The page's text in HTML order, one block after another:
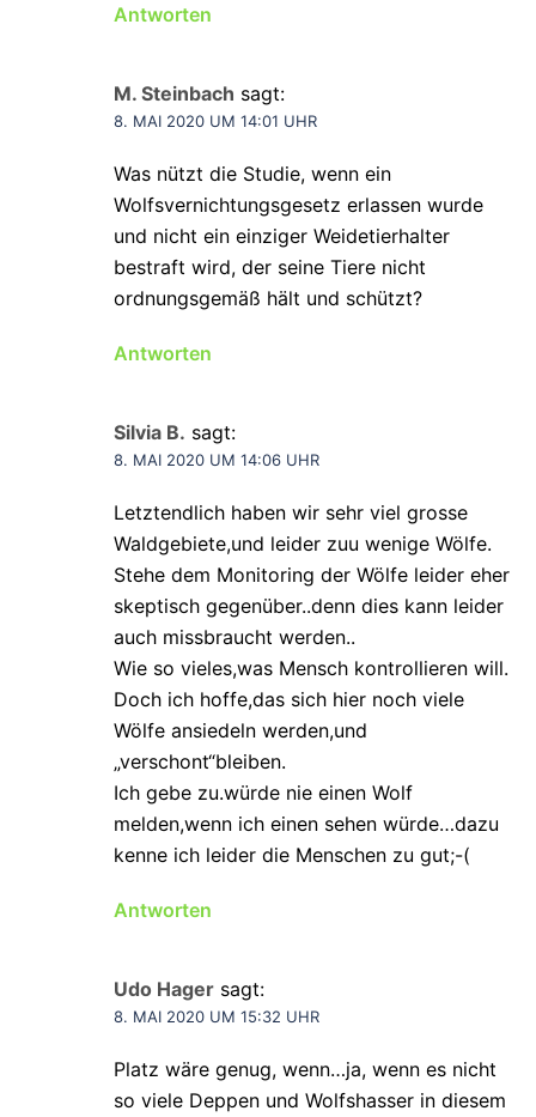
Antworten
M. Steinbach sagt:
8. MAI 2020 UM 14:01 UHR
Was nützt die Studie, wenn ein
Wolfsvernichtungsgesetz erlassen wurde
und nicht ein einziger Weidetierhalter
bestraft wird, der seine Tiere nicht
ordnungsgemäß hält und schützt?
Antworten
Silvia B. sagt:
8. MAI 2020 UM 14:06 UHR
Letztendlich haben wir sehr viel grosse
Waldgebiete,und leider zuu wenige Wölfe.
Stehe dem Monitoring der Wölfe leider eher
skeptisch gegenüber..denn dies kann leider
auch missbraucht werden..
Wie so vieles,was Mensch kontrollieren will.
Doch ich hoffe,das sich hier noch viele
Wölfe ansiedeln werden,und
„verschont“bleiben.
Ich gebe zu.würde nie einen Wolf
melden,wenn ich einen sehen würde…dazu
kenne ich leider die Menschen zu gut;-(
Antworten
Udo Hager sagt:
8. MAI 2020 UM 15:32 UHR
Platz wäre genug, wenn…ja, wenn es nicht
so viele Deppen und Wolfshasser in diesem